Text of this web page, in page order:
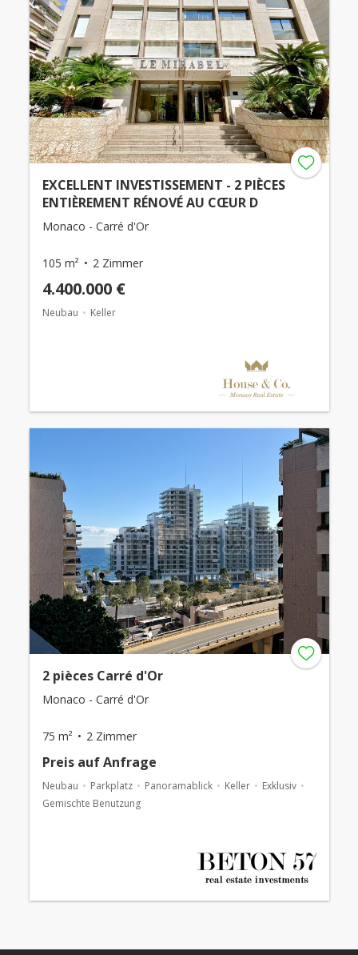
EXCELLENT INVESTISSEMENT - 2 PIÈCES
ENTIÈREMENT RÉNOVÉ AU CŒUR D
Monaco - Carré d'Or
105 m² 2 Zimmer
4.400.000 €
Neubau Keller
2 pièces Carré d'Or
Monaco - Carré d'Or
75 m² 2 Zimmer
Preis auf Anfrage
Neubau Parkplatz Panoramablick Keller
Exklusiv
Gemischte Benutzung